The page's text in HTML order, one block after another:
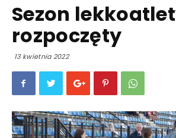
Sezon
rozpoczęty
13 kwietnia 2022